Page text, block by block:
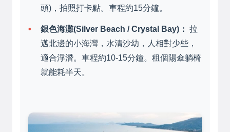
頭)，拍照打卡點。車程約15分鐘。
銀色海灘(Silver Beach / Crystal Bay)： 拉
邁北邊的小海灣，水清沙幼，人相對少些，
適合浮潛。車程約10-15分鐘。租個陽傘躺椅
就能耗半天。